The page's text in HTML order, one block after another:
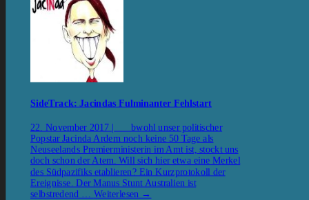
SideTrack: Jacindas Fulminanter Fehlstart
22. November 2017 | bwohl unser politischer
Popstar Jacinda Ardern noch keine 50 Tage als
Neuseelands Premierministerin im Amt ist, stockt uns
doch schon der Atem. Will sich hier etwa eine Merkel
des Südpazifiks etablieren? Ein Kurzprotokoll der
Ereignisse. Der Manus Stunt Australien ist
selbstredend … Weiterlesen →